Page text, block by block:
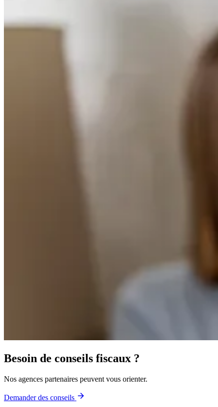
Besoin de conseils fiscaux ?
Nos agences partenaires peuvent vous orienter.
Demander des conseils